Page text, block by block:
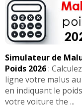
Simulateur de
Poids 2026:
ligne votre malus
en indiquant le
votre voiture the ...